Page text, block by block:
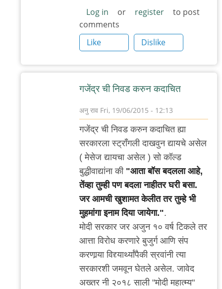
Log in or register
to post
comments
Like
Dislike
गजेंद्र ची निवड करुन कदाचित
अनु राव Fri, 19/06/2015 - 12:13
reply
to
व्यावहारिक
अडचणी
चिंतातुर
जंतू
गजेंद्र ची निवड करुन कदाचित ह्या
सरकारला स्ट्राँगली दाखवुन द्यायचे असेल
( मेसेज द्यायचा असेल ) सो कॉल्ड
बुद्धीवाद्यांना की "आता बॉस बदलला आहे,
तेंव्हा तुम्ही पण बदला नाहीतर घरी बसा.
जर आमची खुशामत केलीत तर तुम्हे भी
मुहमांगा इनाम दिया जायेगा.".
मोदी सरकार जर अजुन १० वर्ष टिकले तर
आत्ता विरोध करणारे बुजुर्ग आणि संप
करणार्‍या विद्द्यार्थ्यांपैकी स्रवांनी त्या
सरकारशी जमवून घेतले असेल. जावेद
अख्तर नी २०१८ साली "मोदी महात्म्य"